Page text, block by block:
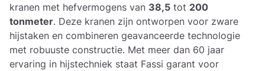
kranen met hefvermogens van 38,5 tot 200
tonmeter. Deze kranen zijn ontworpen voor zware
hijstaken en combineren geavanceerde technologie
met robuuste constructie. Met meer dan 60 jaar
ervaring in hijstechniek staat Fassi garant voor